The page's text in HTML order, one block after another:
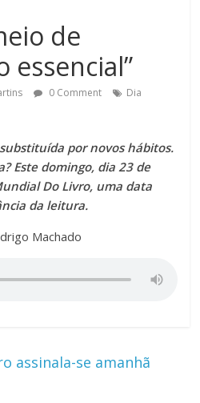
de
essencial”
0 Comment
Dia
por novos hábitos.
Este domingo, dia 23 de
Do Livro, uma data
da leitura.
Machado
assinala-se amanhã